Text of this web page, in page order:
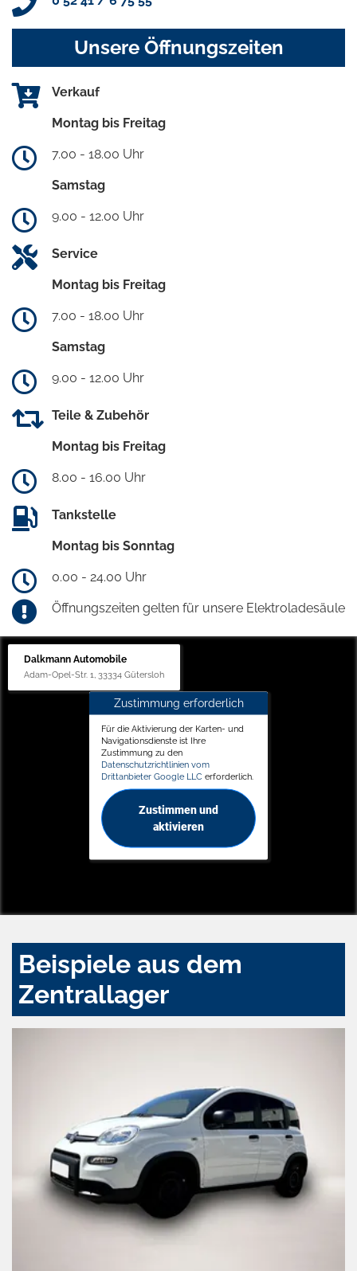
Unsere Öffnungszeiten
Verkauf
Montag bis Freitag
7.00 - 18.00 Uhr
Samstag
9.00 - 12.00 Uhr
Service
Montag bis Freitag
7.00 - 18.00 Uhr
Samstag
9.00 - 12.00 Uhr
Teile & Zubehör
Montag bis Freitag
8.00 - 16.00 Uhr
Tankstelle
Montag bis Sonntag
0.00 - 24.00 Uhr
Öffnungszeiten gelten für unsere Elektroladesäule
Dalkmann Automobile
Adam-Opel-Str. 1, 33334 Gütersloh
Zustimmung erforderlich
Für die Aktivierung der Karten- und
Navigationsdienste ist Ihre
Zustimmung zu den
Datenschutzrichtlinien vom
Drittanbieter Google LLC erforderlich.
Zustimmen und
aktivieren
Beispiele aus dem
Zentrallager